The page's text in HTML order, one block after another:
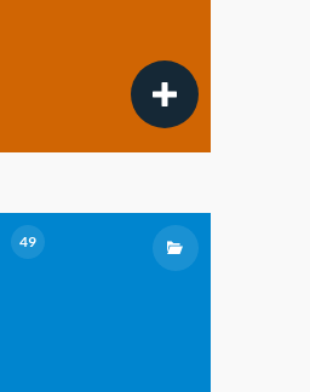
49